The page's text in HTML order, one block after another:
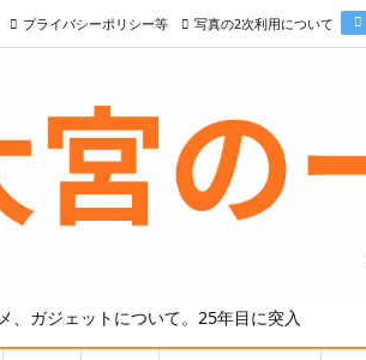
、ガジェットについて。25年目に突入
プライバシーポリシー等 写真の2次利用について